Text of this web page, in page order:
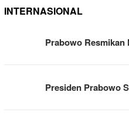
INTERNASIONAL
Prabowo
Presiden Prabowo